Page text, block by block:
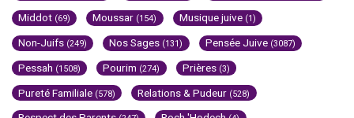
Middot (69) Moussar (154) Musique juive (1)
Non-Juifs (249) Nos Sages (131) Pensée Juive (3087)
Pessah (1508) Pourim (274) Prières (3)
Pureté Familiale (578) Relations & Pudeur (528)